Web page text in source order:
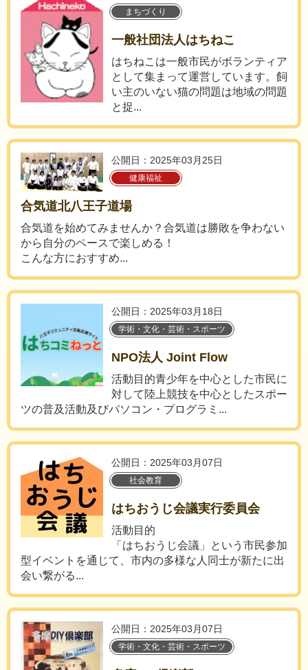
まちづくり
一般社団法人はちねこ
はちねこは一般市民がボランティア
として集まって運営しています。飼
い主のいない猫の問題は地域の問題
と捉...
公開日：2025年03月25日
健康福祉
合気道北八王子道場
合気道を始めてみませんか？​合気道は勝敗を争わない
から自分のペースで楽しめる！
​こんな方におすすめ...
公開日：2025年03月18日
学術・文化・芸術・スポーツ
NPO法人 Joint Flow
活動目的青少年を中心とした市民に
対して陸上競技を中心としたスポー
ツの普及活動及びパソコン・プログラミ...
公開日：2025年03月07日
社会教育
はちおうじ会議実行委員会
活動目的
「はちおうじ会議」という市民参加
型イベントを通じて、市内の多様な人同士が新たに出
会い繋がる...
公開日：2025年03月07日
学術・文化・芸術・スポーツ